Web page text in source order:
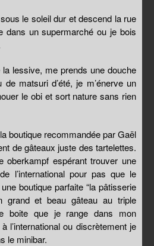
le soleil dur et descend la rue
dans un supermarché ou je bois
la lessive, me prends une douche
matsuri d’été, je m’énerve un
le obi et sort nature sans rien
boutique recommandée par Gaël
de gâteaux juste des tartelettes.
oberkampf espérant trouver une
l’international pour pas que le
boutique parfaite “la pâtisserie
grand et beau gâteau au triple
boite que je range dans mon
l’international ou discrètement je
le minibar.